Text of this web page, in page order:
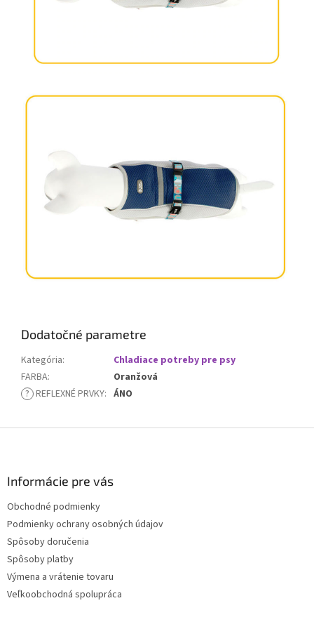
Dodatočné parametre
Kategória:
Chladiace potreby pre psy
FARBA:
Oranžová
? REFLEXNÉ PRVKY: ÁNO
Informácie pre vás
Obchodné podmienky
Podmienky ochrany osobných údajov
Spôsoby doručenia
Spôsoby platby
Výmena a vrátenie tovaru
Veľkoobchodná spolupráca